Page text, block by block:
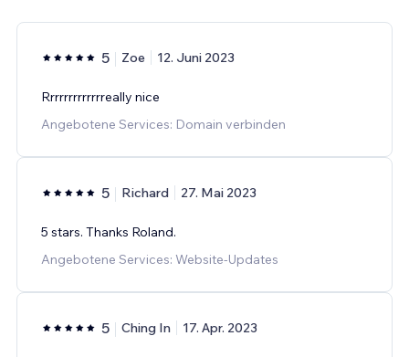
5 Zoe 12. Juni 2023
Rrrrrrrrrrrrreally nice
Angebotene Services: Domain verbinden
5 Richard 27. Mai 2023
5 stars. Thanks Roland.
Angebotene Services: Website-Updates
5 Ching In 17. Apr. 2023